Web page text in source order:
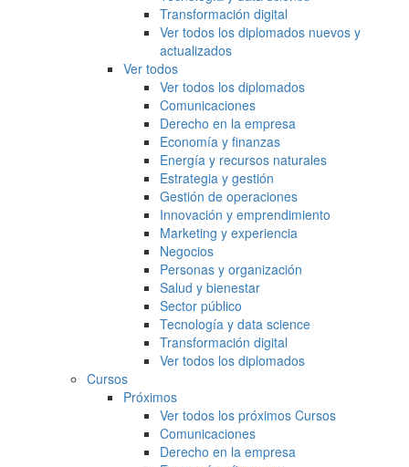
Transformación digital
Ver todos los diplomados nuevos y
actualizados
Ver todos
Ver todos los diplomados
Comunicaciones
Derecho en la empresa
Economía y finanzas
Energía y recursos naturales
Estrategia y gestión
Gestión de operaciones
Innovación y emprendimiento
Marketing y experiencia
Negocios
Personas y organización
Salud y bienestar
Sector público
Tecnología y data science
Transformación digital
Ver todos los diplomados
Cursos
Próximos
Ver todos los próximos Cursos
Comunicaciones
Derecho en la empresa